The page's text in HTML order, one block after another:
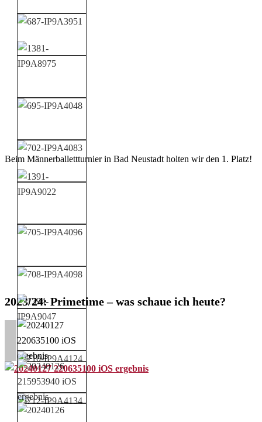
Beim Männerballettturnier in Bad Neustadt holten wir den 1. Platz!
2023/24: Primetime – was schaue ich heute?